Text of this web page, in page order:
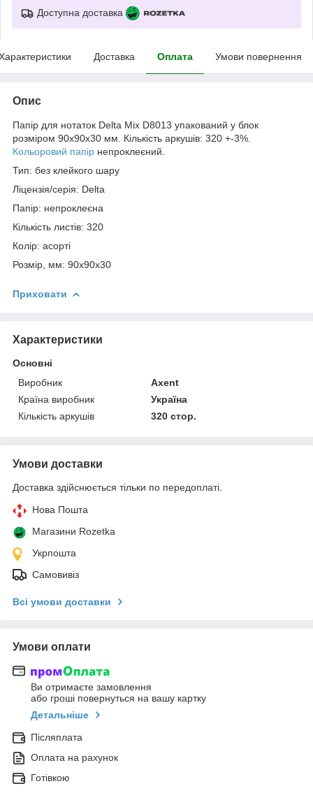
Доступна доставка
Доставка Оплата Умови повернення
Опис
Папір для нотаток Delta Mix D8013 упакований у блок
розміром 90х90х30 мм. Кількість аркушів: 320 +-3%.
Кольоровий папір непроклеєний.
Тип: без клейкого шару
Ліцензія/серія: Delta
Папір: непроклеєна
Кількість листів: 320
Колір: асорті
Розмір, мм: 90x90x30
Приховати
Характеристики
Основні
Виробник
Axent
Країна виробник
Україна
Кількість аркушів
320 стор.
Умови доставки
Доставка здійснюється тільки по передоплаті.
Нова Пошта
Магазини Rozetka
Укрпошта
Самовивіз
Всі умови доставки
Умови оплати
Ви отримаєте замовлення
або гроші повернуться на вашу картку
Детальніше
Післяплата
Оплата на рахунок
Готівкою